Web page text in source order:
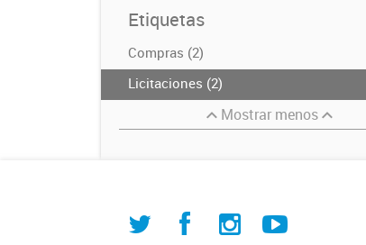
Etiquetas
Compras (2)
Licitaciones (2)
Mostrar menos